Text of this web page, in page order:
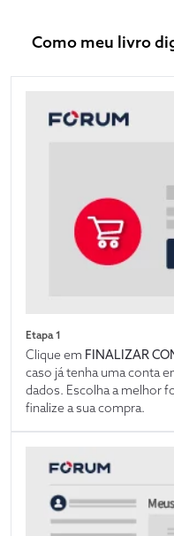
Como meu livro
Etapa 1
Clique em FINALIZAR
caso já tenha uma conta
dados. Escolha a melhor
finalize a sua compra.